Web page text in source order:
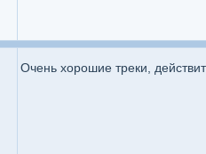
Очень хорошие треки,